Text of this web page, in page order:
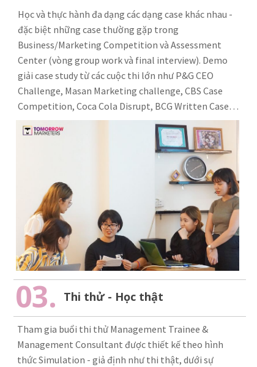
Học và thực hành đa dạng các dạng case khác nhau -
đặc biệt những case thường gặp trong
Business/Marketing Competition và Assessment
Center (vòng group work và final interview). Demo
giải case study từ các cuộc thi lớn như P&G CEO
Challenge, Masan Marketing challenge, CBS Case
Competition, Coca Cola Disrupt, BCG Written Case…
03. Thi thử - Học thật
Tham gia buổi thi thử Management Trainee &
Management Consultant được thiết kế theo hình
thức Simulation - giả định như thi thật, dưới sự